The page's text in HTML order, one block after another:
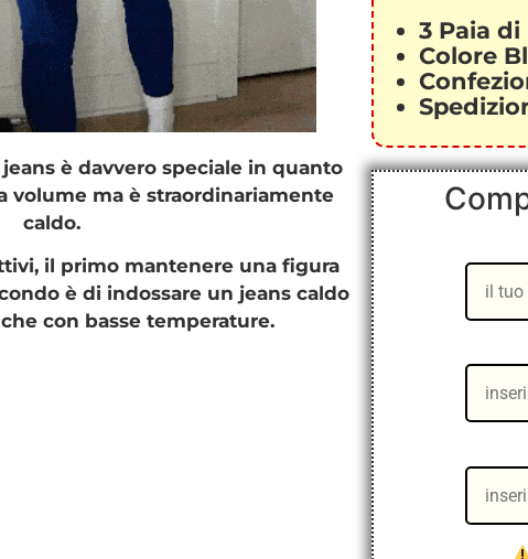
è davvero speciale in quanto
volume ma è straordinariamente
caldo.
il primo mantenere una figura
è di indossare un jeans caldo
con basse temperature.
3 Paia
Colore